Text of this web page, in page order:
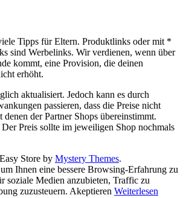
Tipps für Eltern. Produktlinks oder mit *
sind Werbelinks. Wir verdienen, wenn über
kommt, eine Provision, die deinen
erhöht.
aktualisiert. Jedoch kann es durch
passieren, dass die Preise nicht
der Partner Shops übereinstimmt.
Preis sollte im jeweiligen Shop nochmals
Store by Mystery Themes.
Ihnen eine bessere Browsing-Erfahrung zu
soziale Medien anzubieten, Traffic zu
zuzusteuern. Akeptieren Weiterlesen